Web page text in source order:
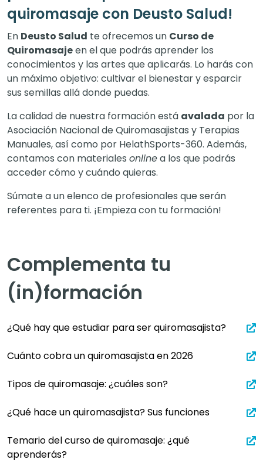
quiromasaje con Deusto Salud!
En Deusto Salud te ofrecemos un Curso de
Quiromasajeen el que podrás aprender los
conocimientos y las artes que aplicarás. Lo harás con
un máximo objetivo: cultivar el bienestar y esparcir
sus semillas allá donde puedas.
La calidad de nuestra formación está avalada por la
Asociación Nacional de Quiromasajistas y Terapias
Manuales, así como por HelathSports-360. Además,
contamos con materiales onlinea los que podrás
acceder cómo y cuándo quieras.
Súmate a un elenco de profesionales que serán
referentes para ti. ¡Empieza con tu formación!
Complementa tu
(in)formación
¿Qué hay que estudiar para ser quiromasajista?
Cuánto cobra un quiromasajista en 2026
Tipos de quiromasaje: ¿cuáles son?
¿Qué hace un quiromasajista? Sus funciones
Temario del curso de quiromasaje: ¿qué
aprenderás?